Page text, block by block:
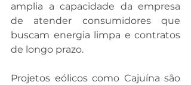
amplia a capacidade da empresa
de atender consumidores que
buscam energia limpa e contratos
de longo prazo.
Projetos eólicos como Cajuína são